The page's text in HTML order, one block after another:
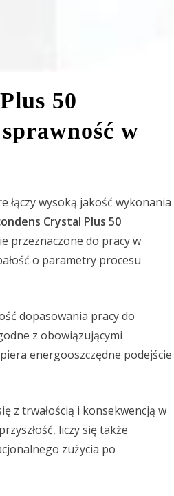
50
w
łączy wysoką jakość wykonania
Crystal Plus 50
przeznaczone do pracy w
o parametry procesu
dopasowania pracy do
z obowiązującymi
energooszczędne podejście
z trwałością i konsekwencją w
liczy się także
zużycia po